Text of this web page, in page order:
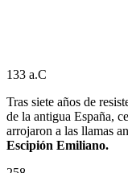
133 a.C
Tras siete años de
de la antigua España,
arrojaron a las llamas
Escipión Emiliano.